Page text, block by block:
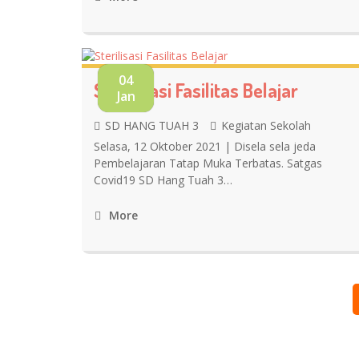
04
Jan
Sterilisasi Fasilitas Belajar
SD HANG TUAH 3
Kegiatan Sekolah
Selasa, 12 Oktober 2021 | Disela sela jeda
Pembelajaran Tatap Muka Terbatas. Satgas
Covid19 SD Hang Tuah 3…
More